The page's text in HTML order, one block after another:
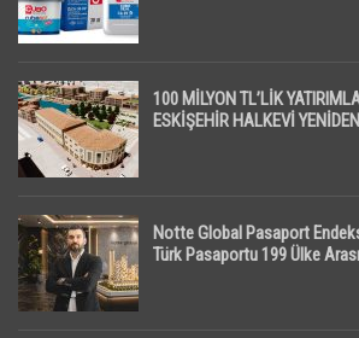
100 MİLYON TL’LİK
ESKİŞEHİR HALKEVİ
Notte Global Pasaport
Türk Pasaportu 199 Ülke